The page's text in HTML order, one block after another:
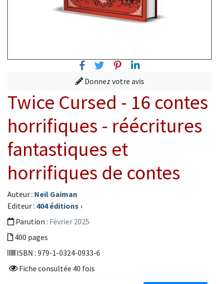
FacebookTwitterPinterest
Linkedin
Donnez votre avis
Twice Cursed - 16 contes
horrifiques - réécritures
fantastiques et
horrifiques de contes
Auteur : Neil Gaiman
Editeur : 404 éditions ›
Parution : Février 2025
400 pages
ISBN : 979-1-0324-0933-6
Fiche consultée 40 fois